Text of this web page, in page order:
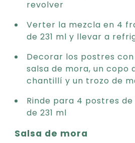
revolver
Verter la mezcla en 4
de 231 ml y llevar a
Decorar los postres
salsa de mora, un copo
chantillí y un trozo de
Rinde para 4 postres
de 231 ml
Salsa de mora